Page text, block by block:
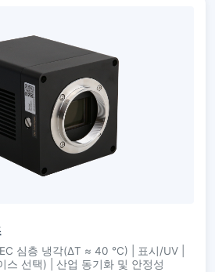
심층 냉각(ΔT ≈ 40 °C) | 표시/UV |
스 선택) | 산업 동기화 및 안정성